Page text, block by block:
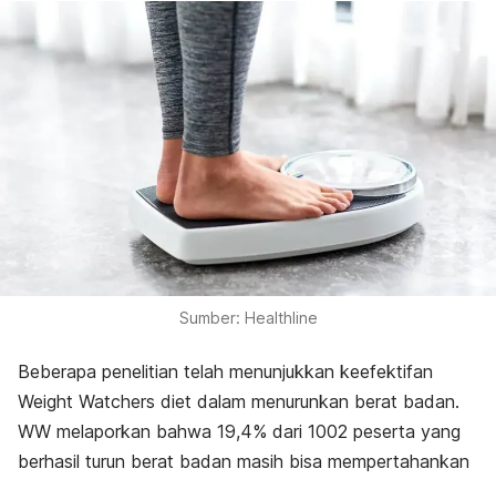
Sumber: Healthline
Beberapa penelitian telah menunjukkan keefektifan
Weight Watchers diet dalam menurunkan berat badan.
WW melaporkan bahwa 19,4% dari 1002 peserta yang
berhasil turun berat badan masih bisa mempertahankan